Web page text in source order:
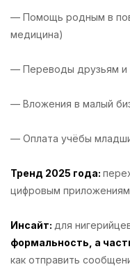
— Помощь родным в
медицина)
— Переводы друзьям и
— Вложения в малый
— Оплата учёбы
Тренд 2025 года:
цифровым
Инсайт: для
формальность, а
как отправить